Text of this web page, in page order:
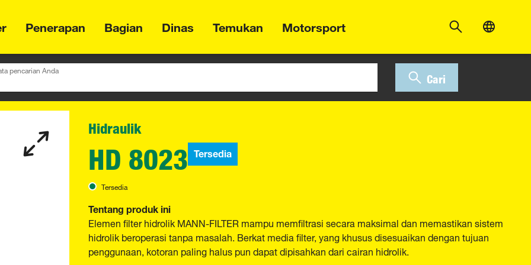
Penerapan Bagian Dinas Temukan Motorsport
pencarian Anda
Cari
Hidraulik
HD 8023 Tersedia
Tersedia
Tentang produk ini
Elemen filter hidrolik MANN-FILTER mampu memfiltrasi secara maksimal dan memastikan sistem
hidrolik beroperasi tanpa masalah. Berkat media filter, yang khusus disesuaikan dengan tujuan
penggunaan, kotoran paling halus pun dapat dipisahkan dari cairan hidrolik.